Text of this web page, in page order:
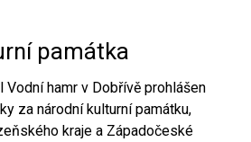
památka
Vodní hamr v Dobřívě prohlášen
za národní kulturní památku,
kraje a Západočeské